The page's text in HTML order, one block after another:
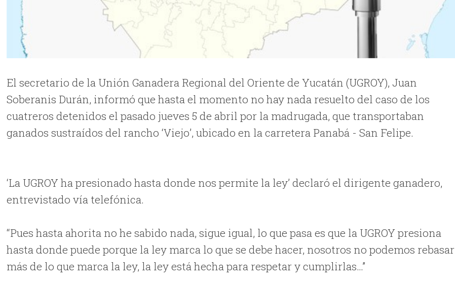
El secretario de la Unión Ganadera Regional del Oriente de Yucatán (UGROY), Juan
Soberanis Durán, informó que hasta el momento no hay nada resuelto del caso de los
cuatreros detenidos el pasado jueves 5 de abril por la madrugada, que transportaban
ganados sustraídos del rancho ‘Viejo’, ubicado en la carretera Panabá - San Felipe.
‘La UGROY ha presionado hasta donde nos permite la ley’ declaró el dirigente ganadero,
entrevistado vía telefónica.
“Pues hasta ahorita no he sabido nada, sigue igual, lo que pasa es que la UGROY presiona
hasta donde puede porque la ley marca lo que se debe hacer, nosotros no podemos rebasar
más de lo que marca la ley, la ley está hecha para respetar y cumplirlas…”